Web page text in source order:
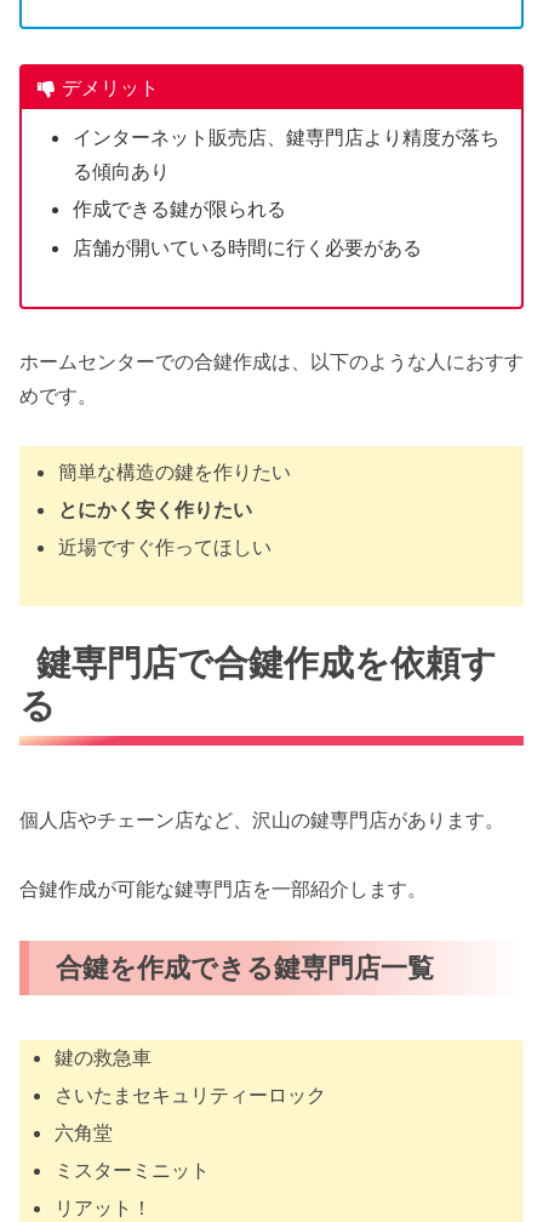
デメリット
インターネット販売店、鍵専門店より精度が落ち
る傾向あり
作成できる鍵が限られる
店舗が開いている時間に行く必要がある
ホームセンターでの合鍵作成は、以下のような人におすす
めです。
簡単な構造の鍵を作りたい
とにかく安く作りたい
近場ですぐ作ってほしい
鍵専門店で合鍵作成を依頼す
る
個人店やチェーン店など、沢山の鍵専門店があります。
合鍵作成が可能な鍵専門店を一部紹介します。
合鍵を作成できる鍵専門店一覧
鍵の救急車
さいたまセキュリティーロック
六角堂
ミスターミニット
リアット！